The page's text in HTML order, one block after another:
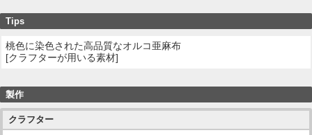
Tips
桃色に染色された高品質なオルコ亜麻布
[クラフターが用いる素材]
製作
クラフター